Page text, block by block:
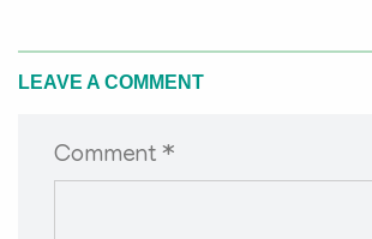
LEAVE A COMMENT
Comment *